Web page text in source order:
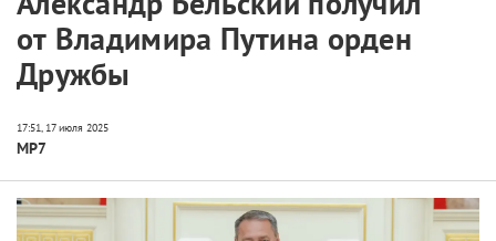
от Владимира Путина орден
Дружбы
МР7